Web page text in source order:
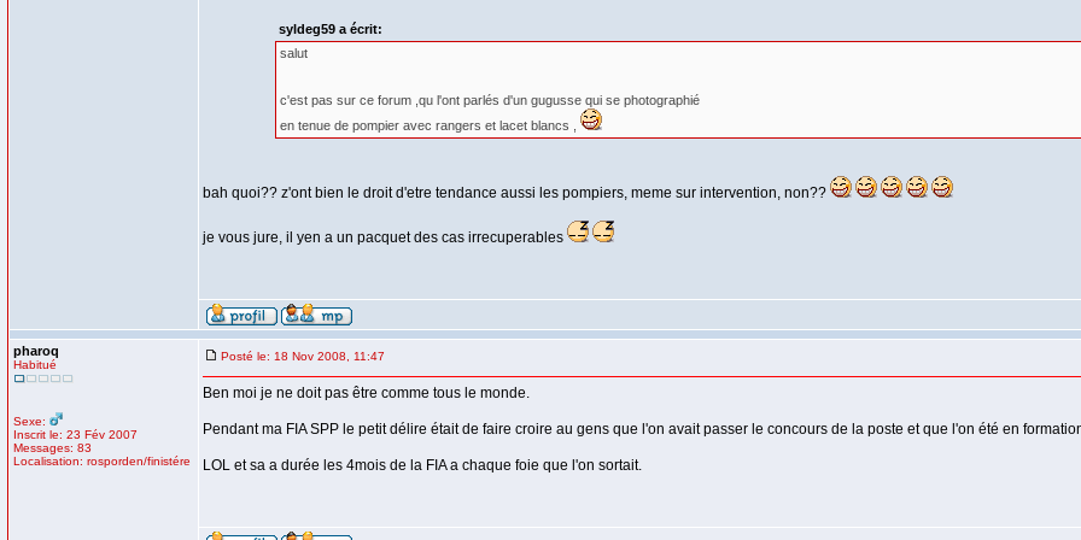
syldeg59 a écrit:
salut
c'est pas sur ce forum ,qu l'ont parlés d'un gugusse qui se photographié
en tenue de pompier avec rangers et lacet blancs ,
bah quoi?? z'ont bien le droit d'etre tendance aussi les pompiers, meme sur intervention, non??
je vous jure, il yen a un pacquet des cas irrecuperables
pharoq
Habitué
Sexe:
Inscrit le: 23 Fév 2007
Messages: 83
Localisation: rosporden/finistére
Posté le: 18 Nov 2008, 11:47
Ben moi je ne doit pas être comme tous le monde.
Pendant ma FIA SPP le petit délire était de faire croire au gens que l'on avait passer le concours de la poste et que l'on été en
LOL et sa a durée les 4mois de la FIA a chaque foie que l'on sortait.